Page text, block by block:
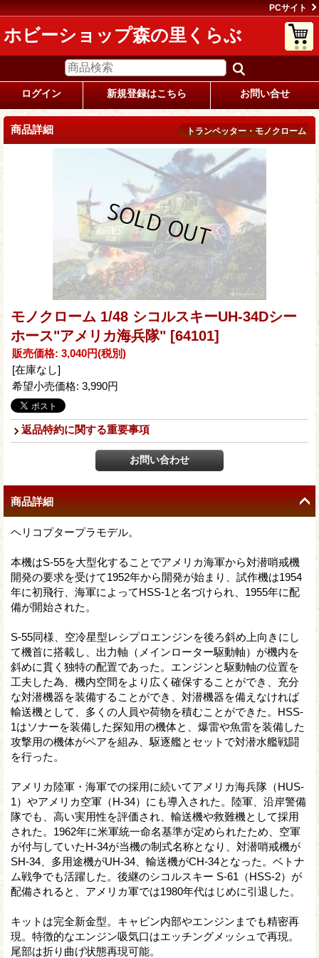
PCサイト
ホビーショップ森の里くらぶ
ログイン 新規登録はこちら お問い合せ
商品詳細 トランペッター・モノクローム
モノクローム 1/48 シコルスキーUH-34Dシー
ホース"アメリカ海兵隊" [64101]
販売価格: 3,040円(税別)
[在庫なし]
希望小売価格: 3,990円
返品特約に関する重要事項
商品詳細
ヘリコプタープラモデル。
本機はS-55を大型化することでアメリカ海軍から対潜哨戒機
開発の要求を受けて1952年から開発が始まり、試作機は1954
年に初飛行、海軍によってHSS-1と名づけられ、1955年に配
備が開始された。
S-55同様、空冷星型レシプロエンジンを後ろ斜め上向きにし
て機首に搭載し、出力軸（メインローター駆動軸）が機内を
斜めに貫く独特の配置であった。エンジンと駆動軸の位置を
工夫した為、機内空間をより広く確保することができ、充分
な対潜機器を装備することができ、対潜機器を備えなければ
輸送機として、多くの人員や荷物を積むことができた。HSS-
1はソナーを装備した探知用の機体と、爆雷や魚雷を装備した
攻撃用の機体がペアを組み、駆逐艦とセットで対潜水艦戦闘
を行った。
アメリカ陸軍・海軍での採用に続いてアメリカ海兵隊（HUS-
1）やアメリカ空軍（H-34）にも導入された。陸軍、沿岸警備
隊でも、高い実用性を評価され、輸送機や救難機として採用
された。1962年に米軍統一命名基準が定められたため、空軍
が付与していたH-34が当機の制式名称となり、対潜哨戒機が
SH-34、多用途機がUH-34、輸送機がCH-34となった。ベトナ
ム戦争でも活躍した。後継のシコルスキー S-61（HSS-2）が
配備されると、アメリカ軍では1980年代はじめに引退した。
キットは完全新金型。キャビン内部やエンジンまでも精密再
現。特徴的なエンジン吸気口はエッチングメッシュで再現。
尾部は折り曲げ状態再現可能。